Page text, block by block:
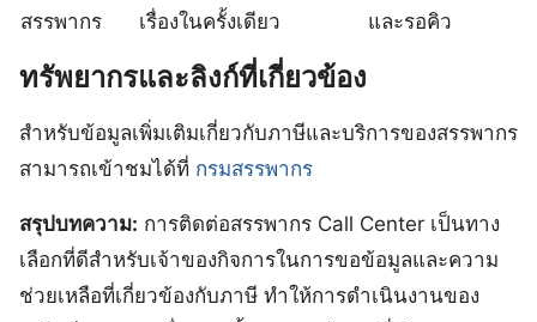
สรรพากร เรื่องในครั้งเดียว และรอคิว
ทรัพยากรและลิงก์ที่เกี่ยวข้อง
สำหรับข้อมูลเพิ่มเติมเกี่ยวกับภาษีและบริการของสรรพากร
สามารถเข้าชมได้ที่ กรมสรรพากร
สรุปบทความ: การติดต่อสรรพากร Call Center เป็นทาง
เลือกที่ดีสำหรับเจ้าของกิจการในการขอข้อมูลและความ
ช่วยเหลือที่เกี่ยวข้องกับภาษี ทำให้การดำเนินงานของ